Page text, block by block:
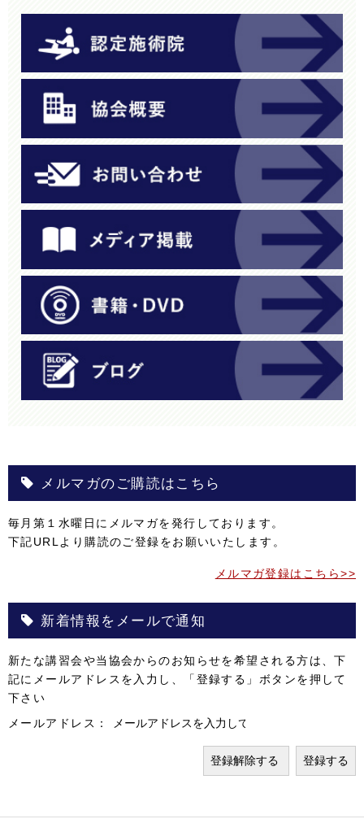
メルマガのご購読はこちら
毎月第１水曜日にメルマガを発行しております。
下記URLより購読のご登録をお願いいたします。
メルマガ登録はこちら>>
新着情報をメールで通知
新たな講習会や当協会からのお知らせを希望される方は、下
記にメールアドレスを入力し、「登録する」ボタンを押して
下さい
メールアドレス：